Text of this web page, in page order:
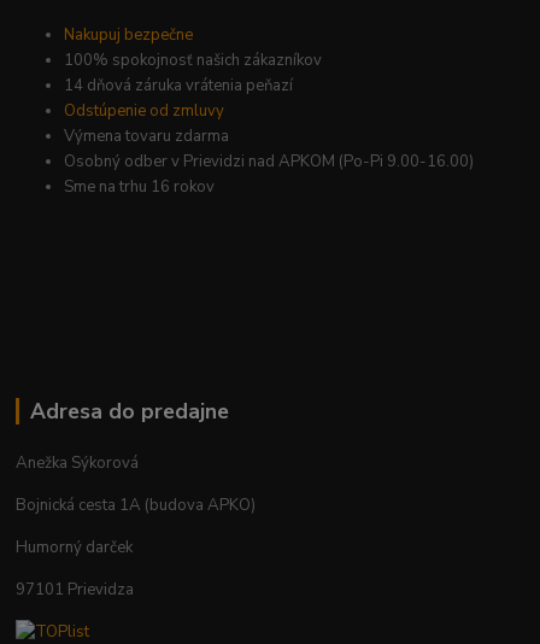
Nakupuj bezpečne
100% spokojnosť našich zákazníkov
14 dňová záruka vrátenia peňazí
Odstúpenie od zmluvy
Výmena tovaru zdarma
Osobný odber v Prievidzi nad APKOM (Po-Pi 9.00-16.00)
Sme na trhu 16 rokov
Adresa do predajne
Anežka Sýkorová
Bojnická cesta 1A (budova APKO)
Humorný darček
97101 Prievidza